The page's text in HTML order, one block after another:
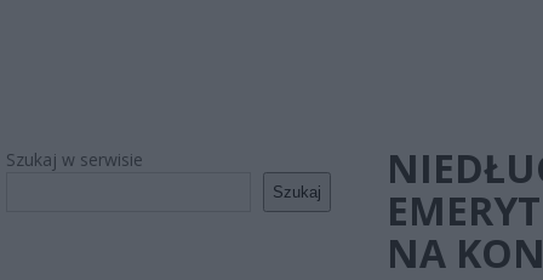
Szukaj w serwisie
Szukaj
NA